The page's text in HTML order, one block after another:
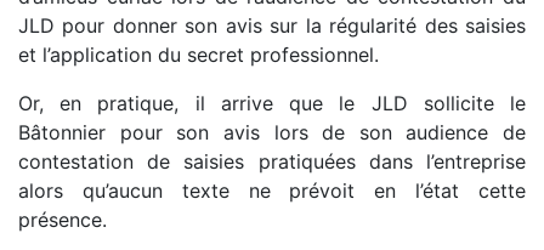
JLD pour donner son avis sur la régularité des saisies
et l’application du secret professionnel.
Or, en pratique, il arrive que le JLD sollicite le
Bâtonnier pour son avis lors de son audience de
contestation de saisies pratiquées dans l’entreprise
alors qu’aucun texte ne prévoit en l’état cette
présence.